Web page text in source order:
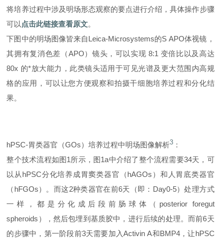
将培养过程中涉及明场形态观察的要点进行介绍，具体操作步骤
可以 点击此链接查看原文。
下图中的明场图像皆来自Leica-Microsystems的S APO体视镜，
其拥有复消色差（APO）镜头，可以实现 8:1 变倍比以及高达
80x 的*放大能力，此类镜头适用于可见光谱及更大范围内高规
格的应用，可以让您方便观察和拍摄干细胞培养过程和分化结
果。
hPSC-胃类器官（GOs）培养过程中明场图像解析3 ：
整个技术流程如图1所示，图1a中介绍了整个流程需要34天，可
以从hPSC分化培养成胃窦类器官（hAGOs）和人胃底类器官
（hFGOs）。而这2种类器官在前6天（即：Day0-5）处理方式
一样，都是分化成后段前肠球体（posterior foregut
spheroids），然后包埋到基质胶中，进行后续的处理。而前6天
的步骤中，第一阶段前3天需要加入Activin A和BMP4，让hPSC